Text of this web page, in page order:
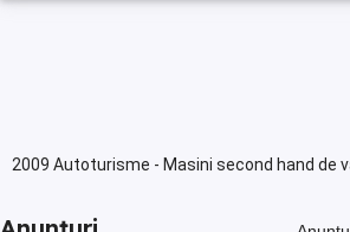
2009 Autoturisme - Masini second hand de